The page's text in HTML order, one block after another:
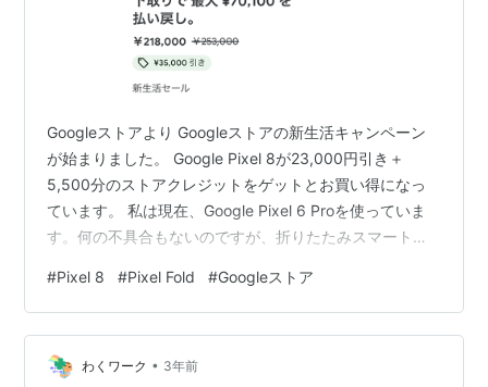
Googleストアより Googleストアの新生活キャンペーン
が始まりました。 Google Pixel 8が23,000円引き＋
5,500分の​ストアクレジットをゲットとお買い得になっ
ています。 私は現在、Google Pixel 6 Proを使っていま
す。何の不具合もないのですが、折りたたみスマートフ
引きの税込218,000円です。 ※2024年2月8日現在の価
格。 サムスンのGalaxy Foldよりはかなり安いですが、そ
れでも20万円を超えているのはちょっと・・・、という
感じです。 折りたたみスマートフォン…
#Pixel 8 #Pixel Fold #Googleストア
わくワーク • 3年前